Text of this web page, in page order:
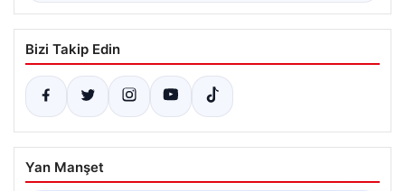
Bizi Takip Edin
Yan Manşet